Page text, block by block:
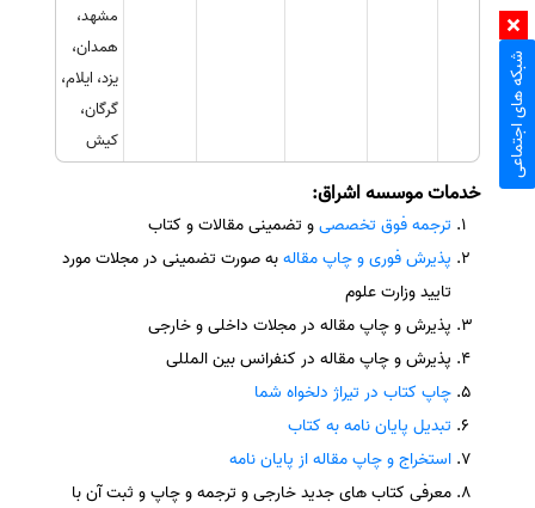
مشهد،
همدان،
یزد، ایلام،
گرگان،
کیش
خدمات موسسه اشراق:
ترجمه فوق تخصصیو تضمینی مقالات و کتاب
پذیرش فوری و چاپ مقالهبه صورت تضمینی در مجلات مورد
تایید وزارت علوم
پذیرش و چاپ مقاله در مجلات داخلی و خارجی
پذیرش و چاپ مقاله در کنفرانس بین المللی
چاپ کتاب در تیراژ دلخواه شما
تبدیل پایان نامه به کتاب
استخراج و چاپ مقاله از پایان نامه
معرفی کتاب های جدید خارجی و ترجمه و چاپ و ثبت آن با
شبکه های اجتماعی